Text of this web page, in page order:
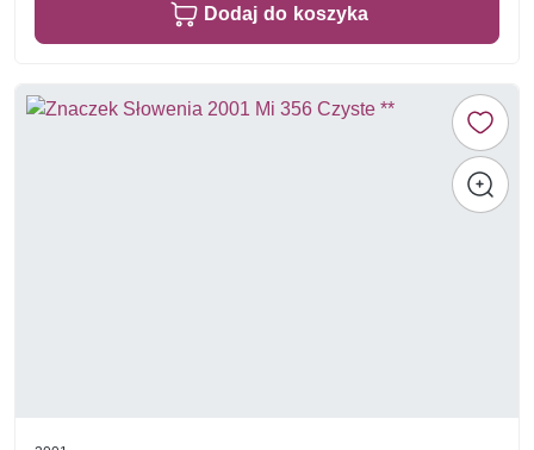
Dodaj do koszyka